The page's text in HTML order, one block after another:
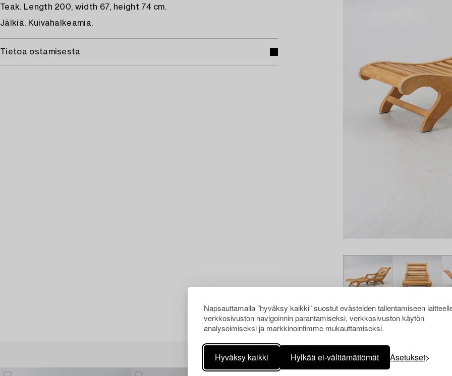
Napsauttamalla "hyväksy kaikki" suostut evästeiden tallentamiseen
verkkosivuston navigoinnin parantamiseksi, verkkosivuston käytön
analysoimiseksi ja markkinointimme mukauttamiseksi.
Hyväksy kaikki Hylkää ei-välttämättömät Asetukset
Teak. Length 200, width 67, height 74 cm.
Jälkiä. Kuivahalkeamia.
Tietoa ostamisesta
Muiden katsomia kohteita